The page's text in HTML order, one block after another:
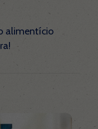
alimentício